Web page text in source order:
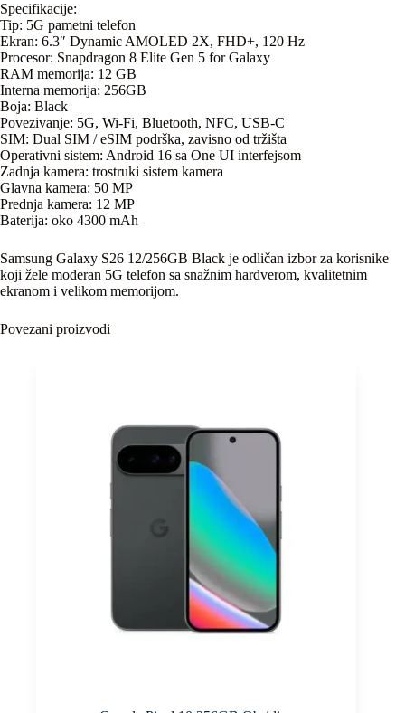
Specifikacije:
Tip: 5G pametni telefon
Ekran: 6.3″ Dynamic AMOLED 2X, FHD+, 120 Hz
Procesor: Snapdragon 8 Elite Gen 5 for Galaxy
RAM memorija: 12 GB
Interna memorija: 256GB
Boja: Black
Povezivanje: 5G, Wi-Fi, Bluetooth, NFC, USB-C
SIM: Dual SIM / eSIM podrška, zavisno od tržišta
Operativni sistem: Android 16 sa One UI interfejsom
Zadnja kamera: trostruki sistem kamera
Glavna kamera: 50 MP
Prednja kamera: 12 MP
Baterija: oko 4300 mAh
Samsung Galaxy S26 12/256GB Black je odličan izbor za korisnike
koji žele moderan 5G telefon sa snažnim hardverom, kvalitetnim
ekranom i velikom memorijom.
Povezani proizvodi